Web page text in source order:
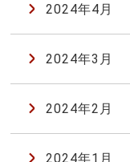
2024年4月
2024年3月
2024年2月
2024年1月